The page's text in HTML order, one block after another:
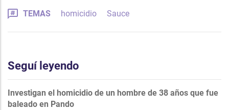
TEMAS homicidio Sauce
Seguí leyendo
Investigan el homicidio de un hombre de 38 años que fue
baleado en Pando